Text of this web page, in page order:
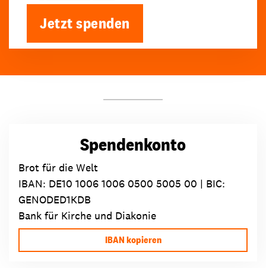
Jetzt spenden
Spendenkonto
Brot für die Welt
IBAN: DE10 1006 1006 0500 5005 00 | BIC:
GENODED1KDB
Bank für Kirche und Diakonie
IBAN kopieren